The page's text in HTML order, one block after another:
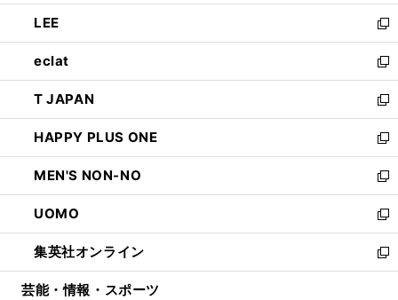
開
く
ウ
で
開
く
ン
ド
ウ
で
開
く
ウ
ィ
ン
ド
ウ
で
開
く
し
い
ウ
ィ
ン
ド
ウ
で
開
く
LEE
新
し
い
ウ
ィ
ン
ド
ウ
で
開
く
eclat
新
し
い
ウ
ィ
ン
ド
ウ
で
開
く
T JAPAN
新
し
い
ウ
ィ
ン
ド
ウ
で
開
HAPPY PLUS ONE
新
し
い
ウ
ィ
ン
ド
ウ
MEN'S NON-NO
新
し
い
ウ
ィ
ン
UOMO
新
し
い
ウ
集英社オンライン
新
し
芸能・情報・スポーツ